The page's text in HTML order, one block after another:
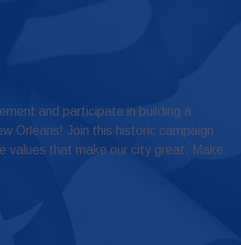
and participate in building a
Orleans! Join this historic campaign
values that make our city great. Make